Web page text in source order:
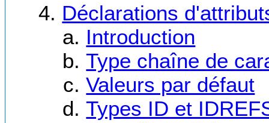
Déclarations
Introduction
Type chaîne de
Valeurs par défaut
Types ID et